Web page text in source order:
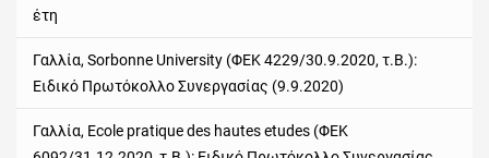
έτη
Γαλλία, Sorbonne University (ΦΕΚ 4229/30.9.2020, τ.Β.):
Ειδικό Πρωτόκολλο Συνεργασίας (9.9.2020)
Γαλλία, Ecole pratique des hautes etudes (ΦΕΚ